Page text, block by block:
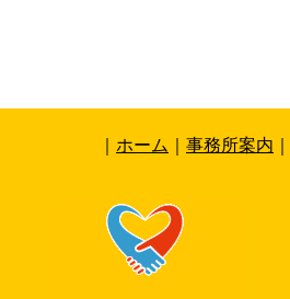
ホーム 事務所案内